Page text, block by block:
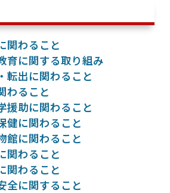
関わること
育に関する取り組み
転出に関わること
わること
援助に関わること
健に関わること
館に関わること
関わること
関わること
全に関すること